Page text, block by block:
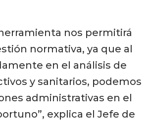
nos permitirá
normativa, ya que al
en el análisis de
y sanitarios, podemos
administrativas en el
explica el Jefe de